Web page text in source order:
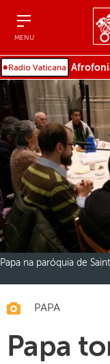
MENU
Papa na paróquia de
PAPA
Papa